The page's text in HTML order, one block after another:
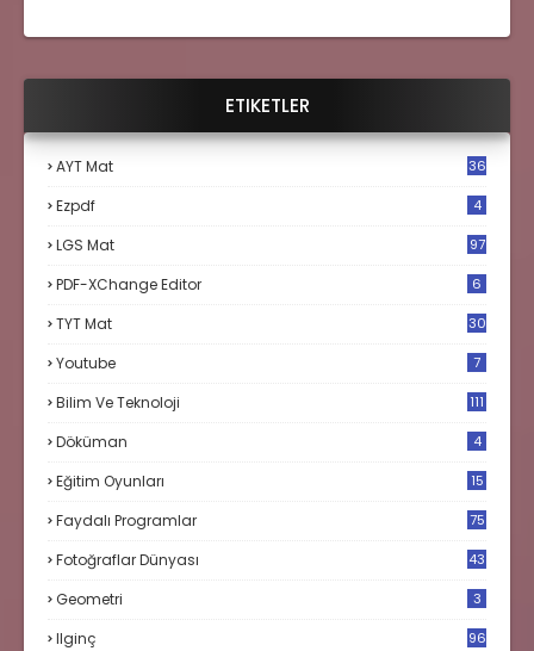
ETIKETLER
AYT Mat 36
Ezpdf 4
LGS Mat 97
PDF-XChange Editor 6
TYT Mat 30
Youtube 7
Bilim Ve Teknoloji 111
Döküman 4
Eğitim Oyunları 15
Faydalı Programlar 75
Fotoğraflar Dünyası 43
Geometri 3
Ilginç 96